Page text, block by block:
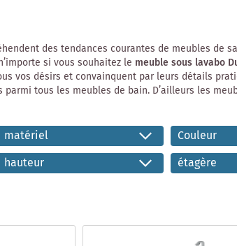
des tendances courantes de meubles de
si vous souhaitez le meuble sous lavabo
vos désirs et convainquent par leurs détails
tous les meubles de bain. D’ailleurs les
matériel Couleur
hauteur étagère